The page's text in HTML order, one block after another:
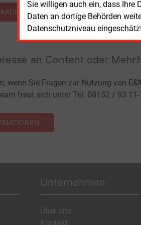
Sie willigen auch ein, dass Ihre
Daten an dortige Behörden
Datenschutzniveau
an Content oder
wenn Sie Fragen zur Nutzung von
freut sich unter Tel. 08152 / 93
Unternehmen
Über uns
Kontakt